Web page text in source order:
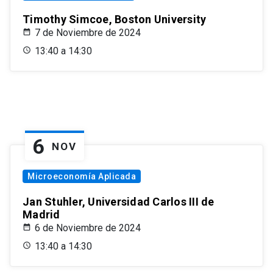
Timothy Simcoe, Boston University
7 de Noviembre de 2024
13:40 a 14:30
6 NOV
Microeconomía Aplicada
Jan Stuhler, Universidad Carlos III de
Madrid
6 de Noviembre de 2024
13:40 a 14:30